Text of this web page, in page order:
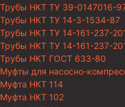
Трубы НКТ ТУ 39-0147016-
Трубы НКТ ТУ 14-3-1534-87
Трубы НКТ ТУ 14-161-237-
Трубы НКТ ТУ 14-161-237-
Трубы НКТ ГОСТ 633-80
Муфты для насосно-
Муфта НКТ 114
Муфта НКТ 102